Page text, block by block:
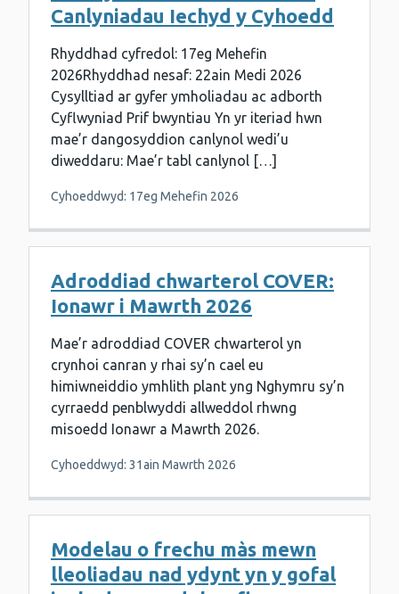
Canlyniadau Iechyd y Cyhoedd
Rhyddhad cyfredol: 17eg Mehefin
2026Rhyddhad nesaf: 22ain Medi 2026
Cysylltiad ar gyfer ymholiadau ac adborth
Cyflwyniad Prif bwyntiau Yn yr iteriad hwn
mae’r dangosyddion canlynol wedi’u
diweddaru: Mae’r tabl canlynol […]
Cyhoeddwyd: 17eg Mehefin 2026
Adroddiad chwarterol COVER:
Ionawr i Mawrth 2026
Mae’r adroddiad COVER chwarterol yn
crynhoi canran y rhai sy’n cael eu
himiwneiddio ymhlith plant yng Nghymru sy’n
cyrraedd penblwyddi allweddol rhwng
misoedd Ionawr a Mawrth 2026.
Cyhoeddwyd: 31ain Mawrth 2026
Modelau o frechu màs mewn
lleoliadau nad ydynt yn y gofal